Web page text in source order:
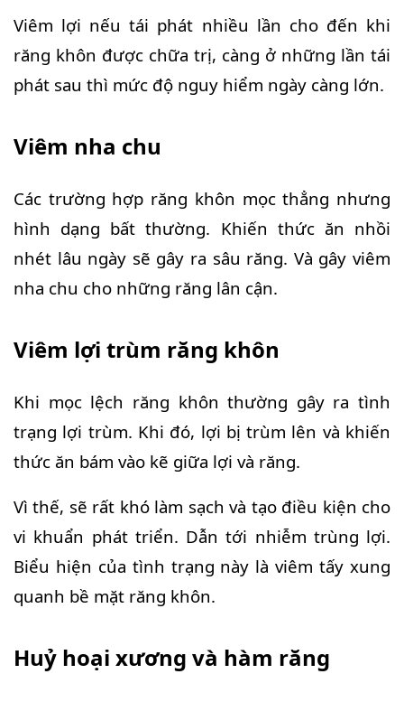
Viêm lợi nếu tái phát nhiều lần cho đến khi
răng khôn được chữa trị, càng ở những lần tái
phát sau thì mức độ nguy hiểm ngày càng lớn.
Viêm nha chu
Các trường hợp răng khôn mọc thẳng nhưng
hình dạng bất thường. Khiến thức ăn nhồi
nhét lâu ngày sẽ gây ra sâu răng. Và gây viêm
nha chu cho những răng lân cận.
Viêm lợi trùm răng khôn
Khi mọc lệch răng khôn thường gây ra tình
trạng lợi trùm. Khi đó, lợi bị trùm lên và khiến
thức ăn bám vào kẽ giữa lợi và răng.
Vì thế, sẽ rất khó làm sạch và tạo điều kiện cho
vi khuẩn phát triển. Dẫn tới nhiễm trùng lợi.
Biểu hiện của tình trạng này là viêm tấy xung
quanh bề mặt răng khôn.
Huỷ hoại xương và hàm răng